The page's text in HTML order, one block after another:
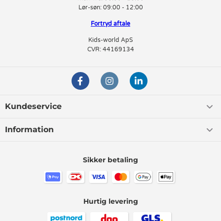
Lør-søn: 09:00 - 12:00
Fortryd aftale
Kids-world ApS
CVR: 44169134
Kundeservice
Information
Sikker betaling
Hurtig levering